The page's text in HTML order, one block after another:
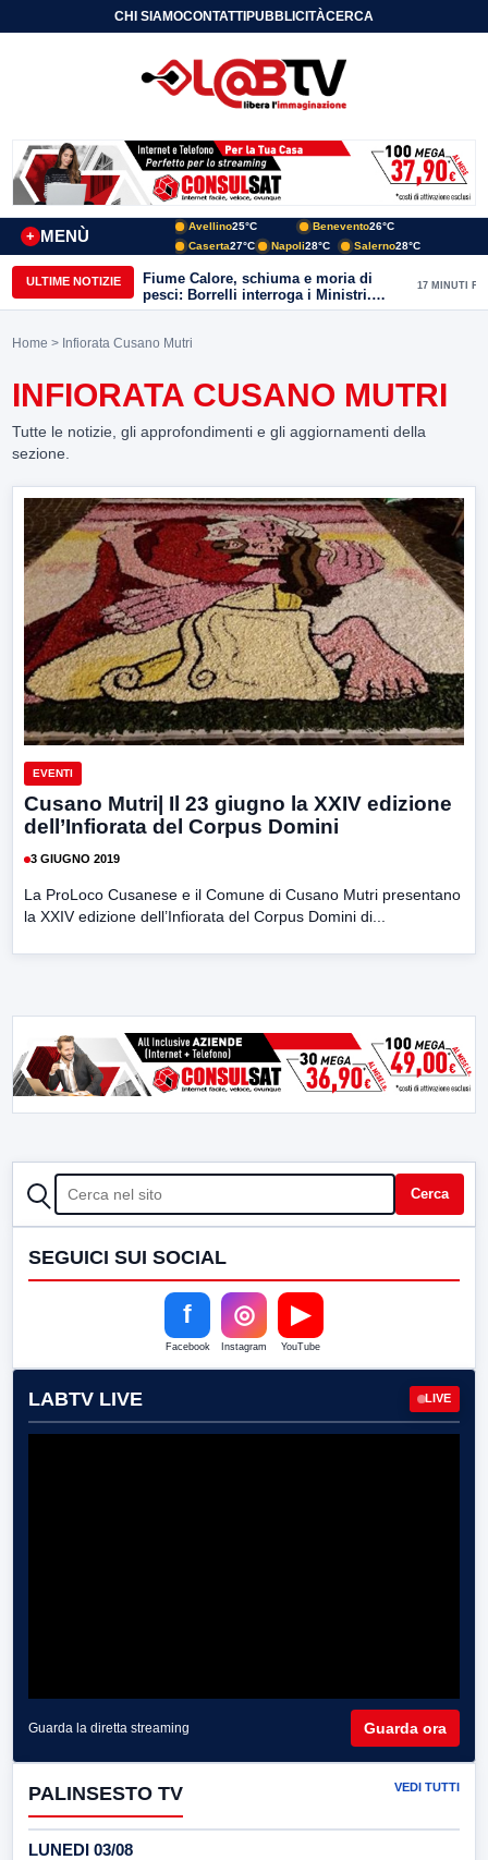
CHI SIAMOCONTATTIPUBBLICITÀCERCA
MENÙ
+
Avellino25°C Benevento26°C
Caserta27°C Napoli28°C Salerno28°C
ULTIME NOTIZIE
Fiume Calore, schiuma e moria di
pesci: Borrelli interroga i Ministri.
“Benevento paga l’assenza del
17 MINUTI FA
Home > Infiorata Cusano Mutri
INFIORATA CUSANO MUTRI
Tutte le notizie, gli approfondimenti e gli aggiornamenti della
sezione.
EVENTI
Cusano Mutri| Il 23 giugno la XXIV edizione
dell’Infiorata del Corpus Domini
3 GIUGNO 2019
La ProLoco Cusanese e il Comune di Cusano Mutri presentano
la XXIV edizione dell’Infiorata del Corpus Domini di...
CERCA Cerca
SEGUICI SUI SOCIAL
f
Facebook
◎
Instagram
▶
YouTube
LABTV LIVE LIVE
Guarda la diretta streaming Guarda ora
PALINSESTO TV VEDI TUTTI
LUNEDI 03/08